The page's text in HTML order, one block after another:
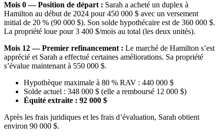
Mois 0 — Position de départ : Sarah a acheté un duplex à
Hamilton au début de 2024 pour 450 000 $ avec un versement
initial de 20 % (90 000 $). Son solde hypothécaire est de 360 000 $.
La propriété loue pour 3 400 $/mois au total (les deux unités).
Mois 12 — Premier refinancement : Le marché de Hamilton s’est
apprécié et Sarah a effectué certaines améliorations. Sa propriété
s’évalue maintenant à 550 000 $.
Hypothèque maximale à 80 % RAV : 440 000 $
Solde actuel : 348 000 $ (elle a remboursé 12 000 $)
Équité extraite : 92 000 $
Après les frais juridiques et les frais d’évaluation, Sarah obtient
environ 90 000 $.